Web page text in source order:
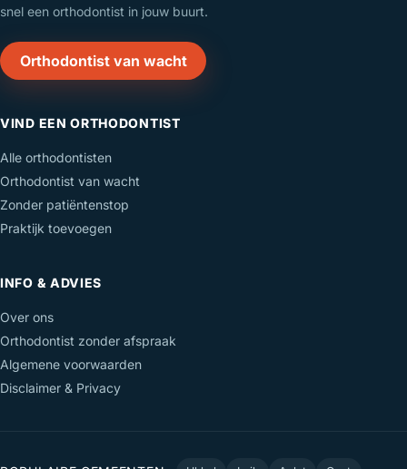
snel een orthodontist in jouw buurt.
Orthodontist van wacht
VIND EEN ORTHODONTIST
Alle orthodontisten
Orthodontist van wacht
Zonder patiëntenstop
Praktijk toevoegen
INFO & ADVIES
Over ons
Orthodontist zonder afspraak
Algemene voorwaarden
Disclaimer & Privacy